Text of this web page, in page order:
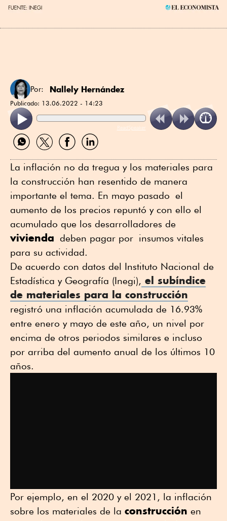
Por: Nallely Hernández
Publicado: 13.06.2022 - 14:23
ReadSpeaker
Compartir
por
Compartir
por
Compartir
por
Compartir
por
La inflación no da tregua y los materiales para
la construcción han resentido de manera
importante el tema. En mayo pasado el
aumento de los precios repuntó y con ello el
acumulado que los desarrolladores de
vivienda deben pagar por insumos vitales
para su actividad.
De acuerdo con datos del Instituto Nacional de
Estadística y Geografía (Inegi), el subíndice
de materiales para la construcción
registró una inflación acumulada de 16.93%
entre enero y mayo de este año, un nivel por
encima de otros periodos similares e incluso
por arriba del aumento anual de los últimos 10
años.
Por ejemplo, en el 2020 y el 2021, la inflación
sobre los materiales de la construcción en